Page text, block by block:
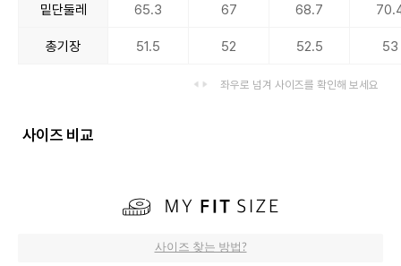
밑단둘레 65.3 67 68.7
총기장 51.5 52 52.5 53
좌우로 넘겨 사이즈를 확인해 보세요
사이즈 비교